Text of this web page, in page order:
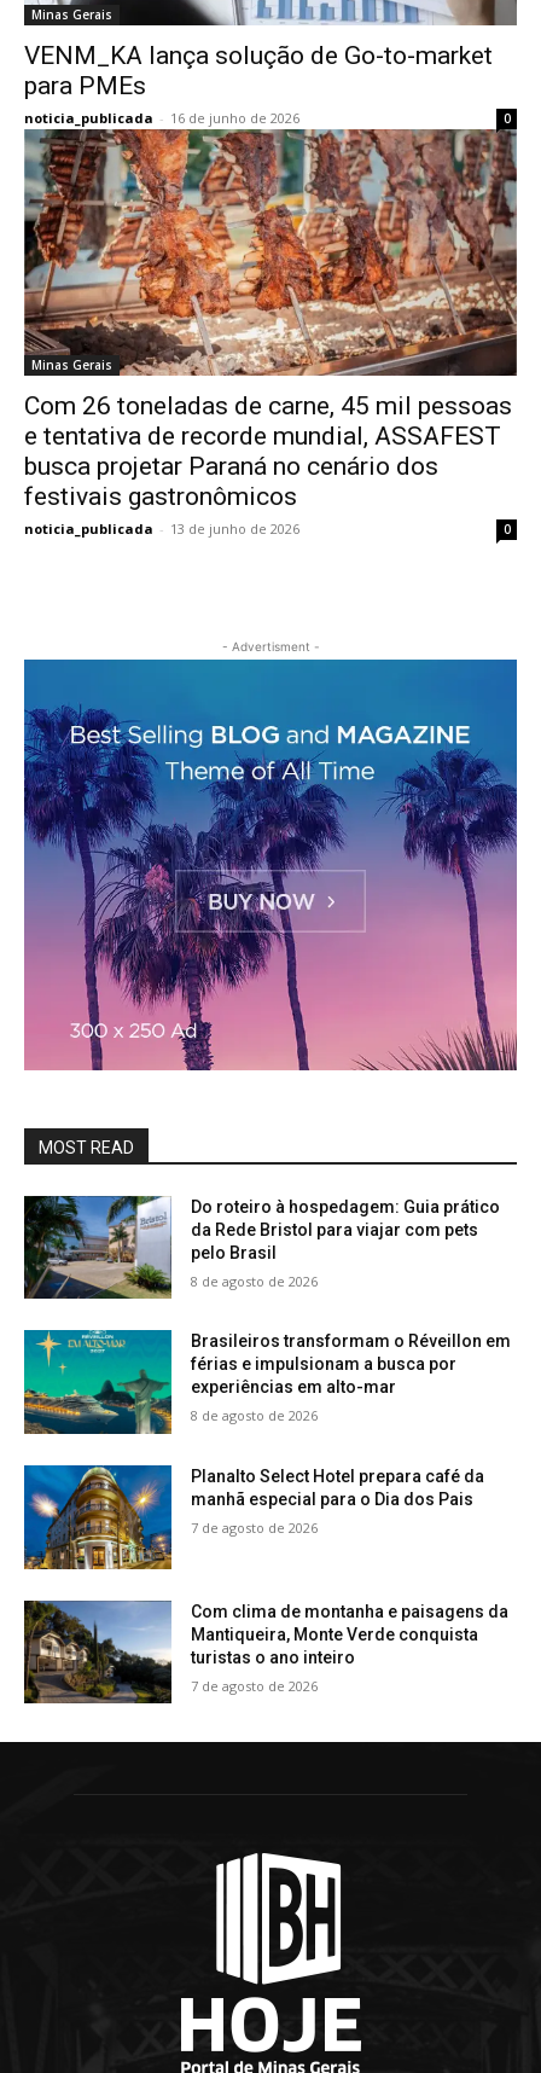
Minas Gerais
VENM_KA lança solução de Go-to-market
para PMEs
noticia_publicada - 16 de junho de 2026 0
Minas Gerais
Com 26 toneladas de carne, 45 mil pessoas
e tentativa de recorde mundial, ASSAFEST
busca projetar Paraná no cenário dos
festivais gastronômicos
noticia_publicada - 13 de junho de 2026 0
- Advertisment -
MOST READ
Do roteiro à hospedagem: Guia prático
da Rede Bristol para viajar com pets
pelo Brasil
8 de agosto de 2026
Brasileiros transformam o Réveillon em
férias e impulsionam a busca por
experiências em alto-mar
8 de agosto de 2026
Planalto Select Hotel prepara café da
manhã especial para o Dia dos Pais
7 de agosto de 2026
Com clima de montanha e paisagens da
Mantiqueira, Monte Verde conquista
turistas o ano inteiro
7 de agosto de 2026